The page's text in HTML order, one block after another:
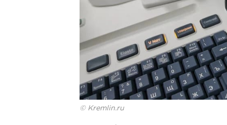
© Kremlin.ru